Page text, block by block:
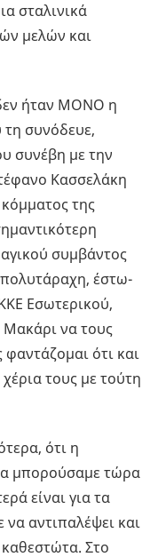
σταλινικά
μελών και
ήταν ΜΟΝΟ η
τη συνόδευε,
συνέβη με την
Κασσελάκη
της
συμβάντος
έστω-
Εσωτερικού,
να τους
ότι και
τους με τούτη
ότι η
μπορούσαμε τώρα
είναι για τα
αντιπαλέψει και
Στο